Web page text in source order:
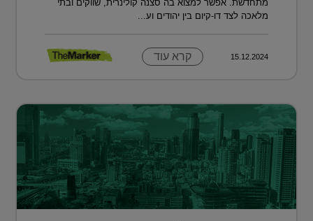
מתחדשת. אפשר למצוא בה סצנה קולינרית, שווקים ובתי
מלאכה לצד דו-קיום בין יהודים וע...
15.12.2024 קרא עוד